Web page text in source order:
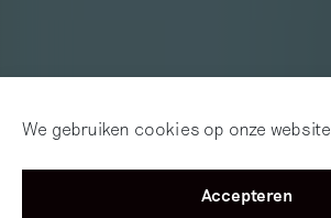
We gebruiken cookies op onze website
Accepteren